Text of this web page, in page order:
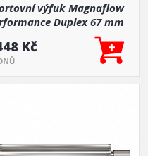
výfuk Magnaflow
Duplex 67 mm
vstup, 60 mm výstup
Kč